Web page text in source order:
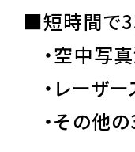
■短時間で
・空中写
・レーザ
・その他